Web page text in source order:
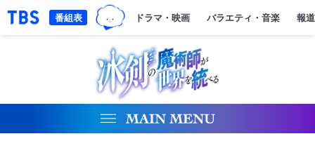
「TBSテレビ｜ときめくときを。」トップページ
TBSグループキャラクター『ワクテ
ドラマ・映画 バラエティ・音楽 報
番組表